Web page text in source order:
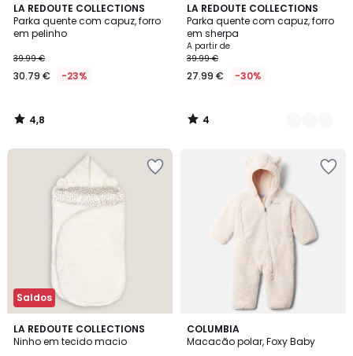
LA REDOUTE COLLECTIONS
Parka quente com capuz, forro
em pelinho
39.99 €
30.79 € -23%
4,8
/ 5
4,8
/
LA REDOUTE COLLECTIONS
Parka quente com capuz, forro
em sherpa
A partir de
39.99 €
27.99 € -30%
4
/
5
2
Cores
4
/
Saldos
LA REDOUTE COLLECTIONS
Ninho em tecido macio
4,7
/ 5
COLUMBIA
Macacão polar, Foxy Baby
2
Cores